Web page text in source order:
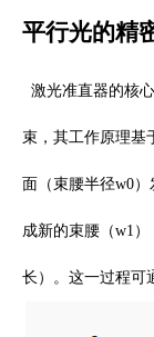
平行光的精
激光准直器的核
束，其工作原理基
面（束腰半径w0
成新的束腰（w1 ）
长）。这一过程可